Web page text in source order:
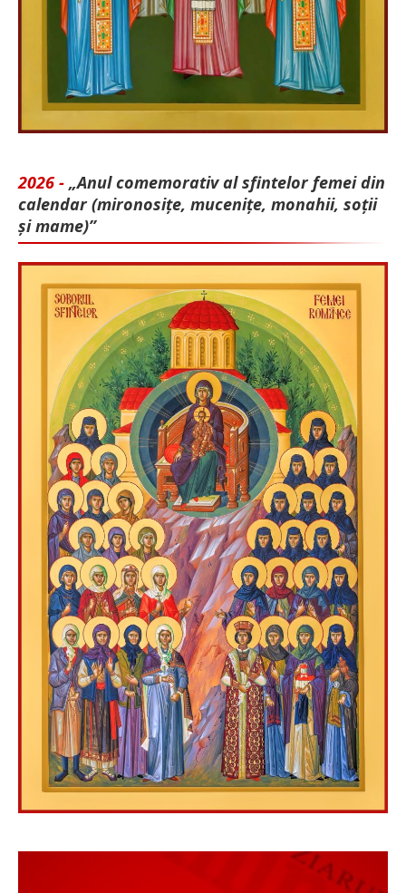
2026 - „Anul comemorativ al sfintelor femei din
calendar (mironosițe, mu­cenițe, monahii, soții
și mame)”